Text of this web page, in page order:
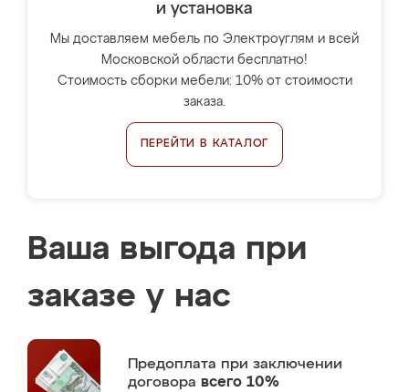
и установка
Мы доставляем мебель по Электроуглям и всей
Московской области бесплатно!
Стоимость сборки мебели: 10% от стоимости
заказа.
ПЕРЕЙТИ В КАТАЛОГ
Ваша выгода при
заказе у нас
Предоплата при заключении
договора всего 10%